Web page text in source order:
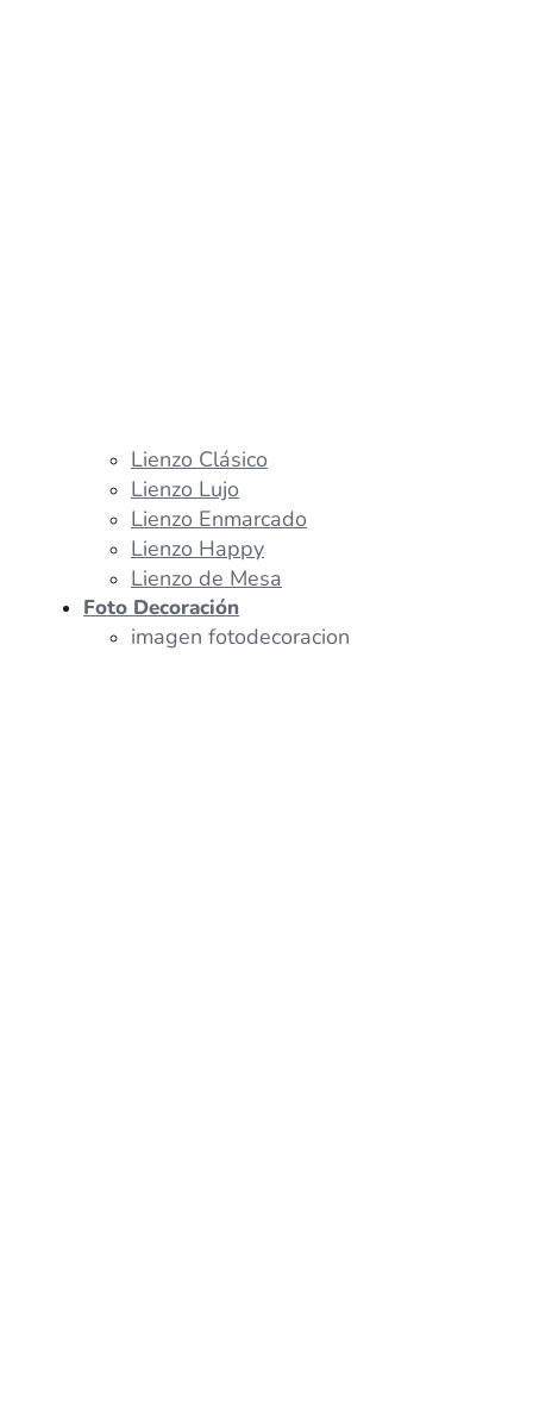
Lienzo Clásico
Lienzo Lujo
Lienzo Enmarcado
Lienzo Happy
Lienzo de Mesa
Foto Decoración
imagen fotodecoracion